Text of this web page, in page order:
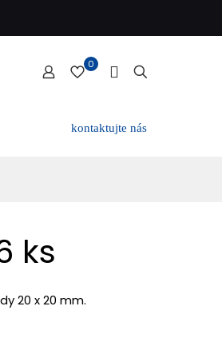
0
kontaktujte nás
ks
20 x 20 mm.